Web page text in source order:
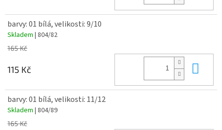
barvy: 01 bílá, velikosti: 9/10
Skladem | 804/82
165 Kč
115 Kč
barvy: 01 bílá, velikosti: 11/12
Skladem | 804/89
165 Kč